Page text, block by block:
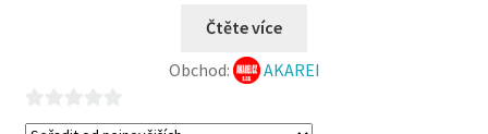
Čtěte více
Obchod:
AKAREI
0